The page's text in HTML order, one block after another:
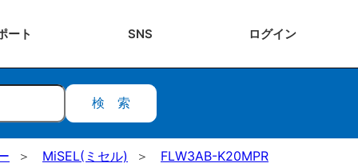
ート SNS ログイン
検索
MiSEL(ミセル) FLW3AB-K20MPR